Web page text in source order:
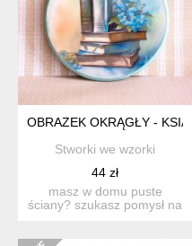
OBRAZEK OKRĄGŁY -
Stworki we wzorki
44 zł
masz w domu puste
ściany? szukasz pomysł na